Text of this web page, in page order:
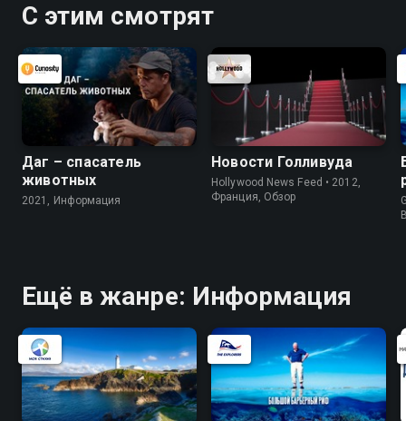
С этим смотрят
Даг – спасатель
животных
2021, Информация
Новости Голливуда
Hollywood News Feed • 2012,
Франция, Обзор
Ещё в жанре: Информация